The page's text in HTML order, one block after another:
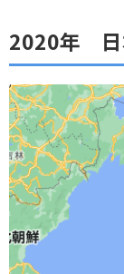
2020年 日